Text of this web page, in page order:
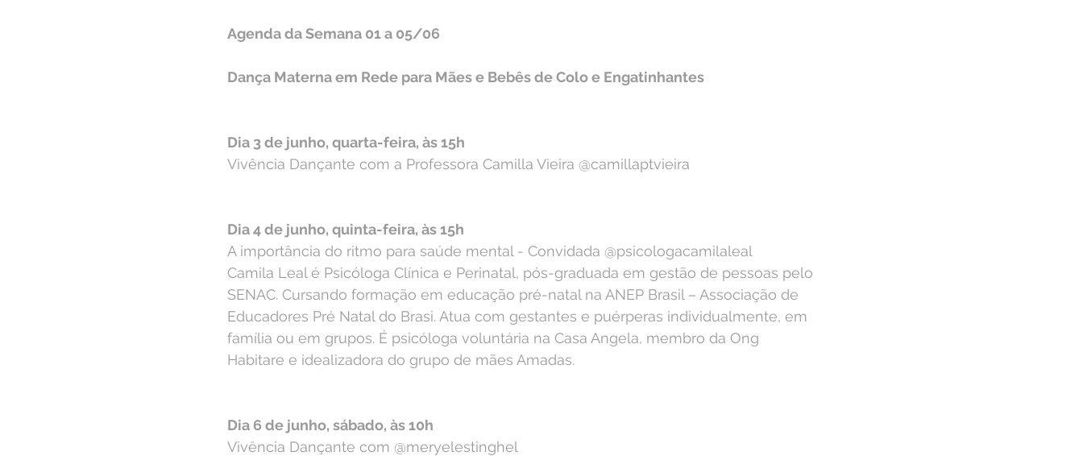
Agenda da Semana⁣⁣ 01 a 05/06
Dança Materna em Rede para Mães e Bebês de Colo e Engatinhantes⁣⁣
Dia 3 de junho, quarta-feira, às 15h
Vivência Dançante com a Professora Camilla Vieira @camillaptvieira
Dia 4 de junho, quinta-feira, às 15h
A importância do ritmo para saúde mental - Convidada @psicologacamilaleal
Camila Leal é Psicóloga Clínica e Perinatal, pós-graduada em gestão de pessoas pelo
SENAC. Cursando formação em educação pré-natal na ANEP Brasil – Associação de
Educadores Pré Natal do Brasi. Atua com gestantes e puérperas individualmente, em
família ou em grupos. É psicóloga voluntária na Casa Angela, membro da Ong
Habitare e idealizadora do grupo de mães Amadas.
Dia 6 de junho, sábado, às 10h
Vivência Dançante com @meryelestinghel